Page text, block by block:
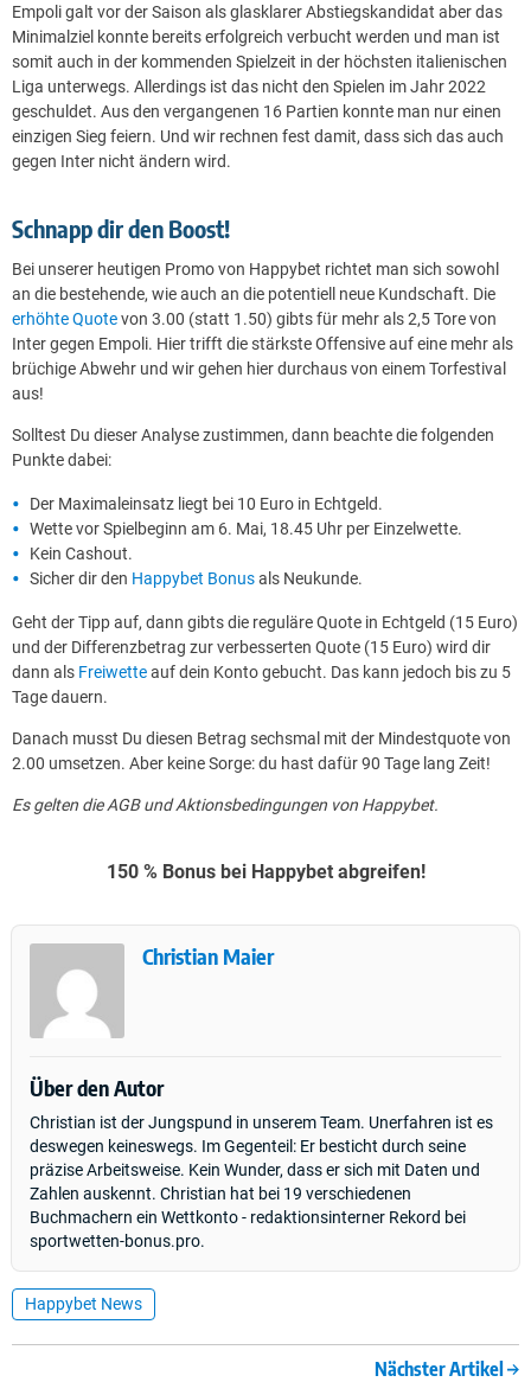
Empoli galt vor der Saison als glasklarer Abstiegskandidat aber das
Minimalziel konnte bereits erfolgreich verbucht werden und man ist
somit auch in der kommenden Spielzeit in der höchsten italienischen
Liga unterwegs. Allerdings ist das nicht den Spielen im Jahr 2022
geschuldet. Aus den vergangenen 16 Partien konnte man nur einen
einzigen Sieg feiern. Und wir rechnen fest damit, dass sich das auch
gegen Inter nicht ändern wird.
Schnapp dir den Boost!
Bei unserer heutigen Promo von Happybet richtet man sich sowohl
an die bestehende, wie auch an die potentiell neue Kundschaft. Die
erhöhte Quotevon 3.00 (statt 1.50) gibts für mehr als 2,5 Tore von
Inter gegen Empoli. Hier trifft die stärkste Offensive auf eine mehr als
brüchige Abwehr und wir gehen hier durchaus von einem Torfestival
aus!
Solltest Du dieser Analyse zustimmen, dann beachte die folgenden
Punkte dabei:
Der Maximaleinsatz liegt bei 10 Euro in Echtgeld.
Wette vor Spielbeginn am 6. Mai, 18.45 Uhr per Einzelwette.
Kein Cashout.
Sicher dir den Happybet Bonusals Neukunde.
Geht der Tipp auf, dann gibts die reguläre Quote in Echtgeld (15 Euro)
und der Differenzbetrag zur verbesserten Quote (15 Euro) wird dir
dann als Freiwetteauf dein Konto gebucht. Das kann jedoch bis zu 5
Tage dauern.
Danach musst Du diesen Betrag sechsmal mit der Mindestquote von
2.00 umsetzen. Aber keine Sorge: du hast dafür 90 Tage lang Zeit!
Es gelten die AGB und Aktionsbedingungen von Happybet.
150 % Bonus bei Happybet abgreifen!
Christian Maier
Über den Autor
Christian ist der Jungspund in unserem Team. Unerfahren ist es
deswegen keineswegs. Im Gegenteil: Er besticht durch seine
präzise Arbeitsweise. Kein Wunder, dass er sich mit Daten und
Zahlen auskennt. Christian hat bei 19 verschiedenen
Buchmachern ein Wettkonto - redaktionsinterner Rekord bei
sportwetten-bonus.pro.
Happybet News
Nächster Artikel